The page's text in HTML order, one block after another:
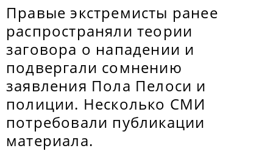
Правые экстремисты ранее
распространяли теории
заговора о нападении и
подвергали сомнению
заявления Пола Пелоси и
полиции. Несколько СМИ
потребовали публикации
материала.